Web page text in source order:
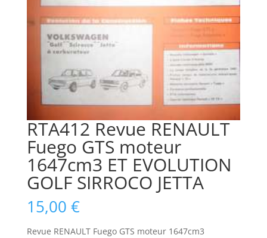
RTA412 Revue RENAULT
Fuego GTS moteur
1647cm3 ET EVOLUTION
GOLF SIRROCO JETTA
15,00 €
Revue RENAULT Fuego GTS moteur 1647cm3